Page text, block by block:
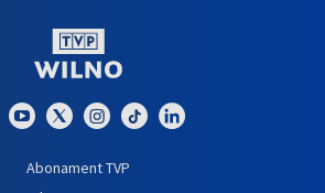
Abonament TVP